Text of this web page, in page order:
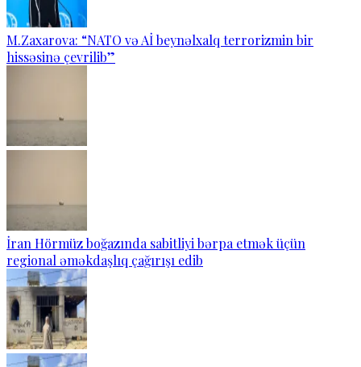
M.Zaxarova: “NATO və Aİ beynəlxalq terrorizmin bir
hissəsinə çevrilib”
İran Hörmüz boğazında sabitliyi bərpa etmək üçün
regional əməkdaşlıq çağırışı edib